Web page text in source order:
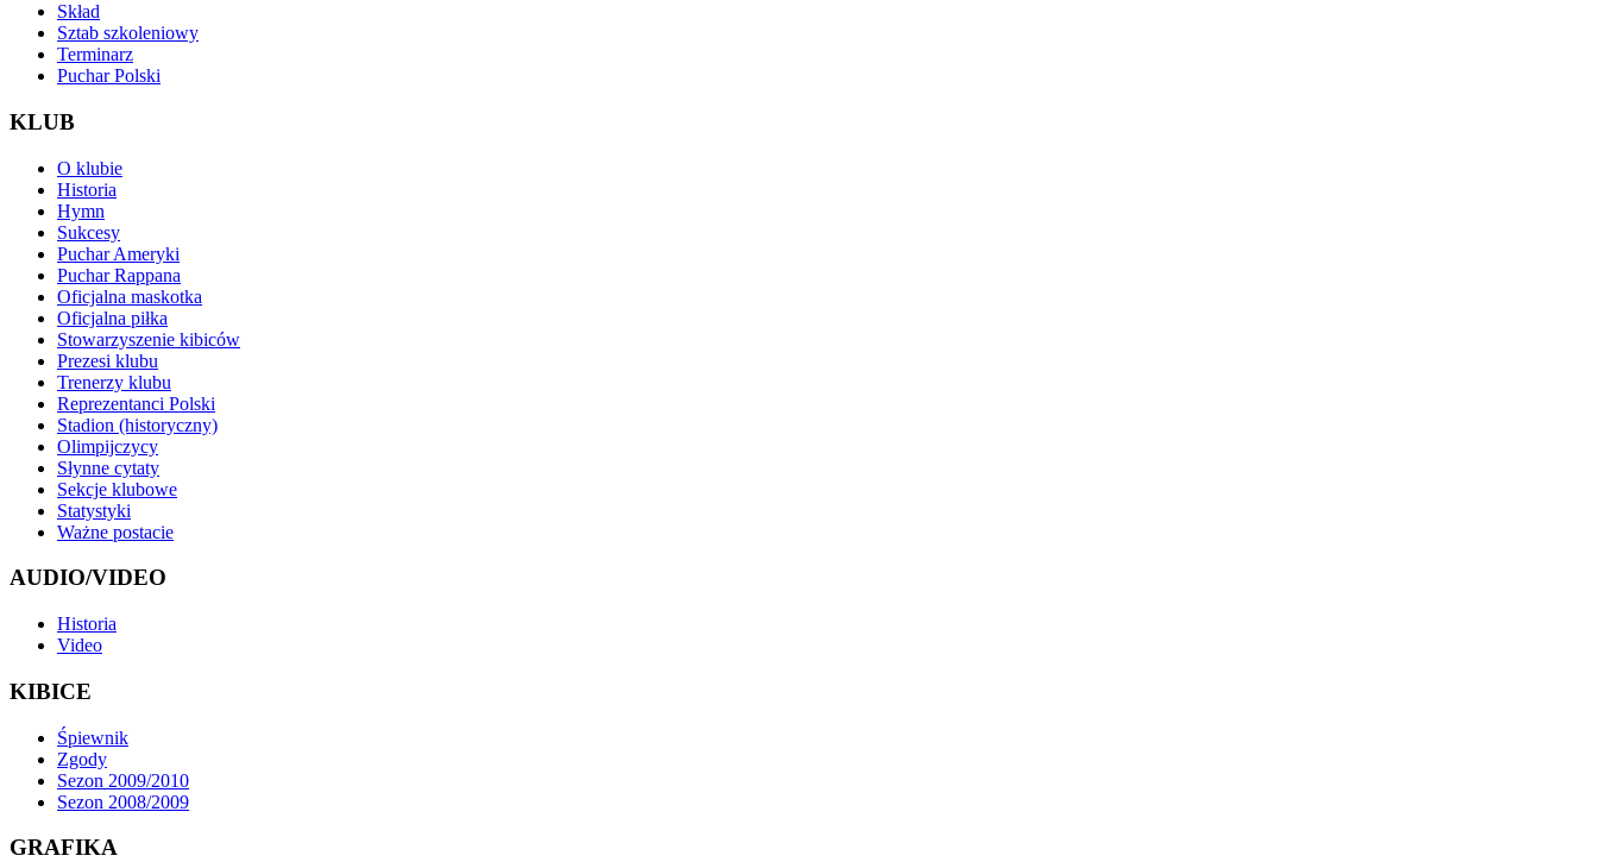
Skład
Sztab szkoleniowy
Terminarz
Puchar Polski
KLUB
O klubie
Historia
Hymn
Sukcesy
Puchar Ameryki
Puchar Rappana
Oficjalna maskotka
Oficjalna piłka
Stowarzyszenie kibiców
Prezesi klubu
Trenerzy klubu
Reprezentanci Polski
Stadion (historyczny)
Olimpijczycy
Słynne cytaty
Sekcje klubowe
Statystyki
Ważne postacie
AUDIO/VIDEO
Historia
Video
KIBICE
Śpiewnik
Zgody
Sezon 2009/2010
Sezon 2008/2009
GRAFIKA